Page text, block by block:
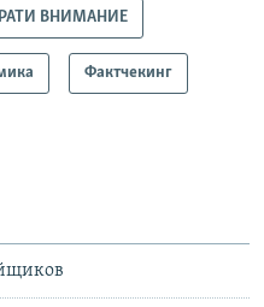
ВНИМАНИЕ
Фактчекинг